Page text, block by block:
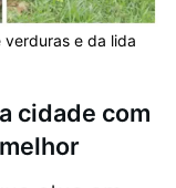
e da lida
cidade com